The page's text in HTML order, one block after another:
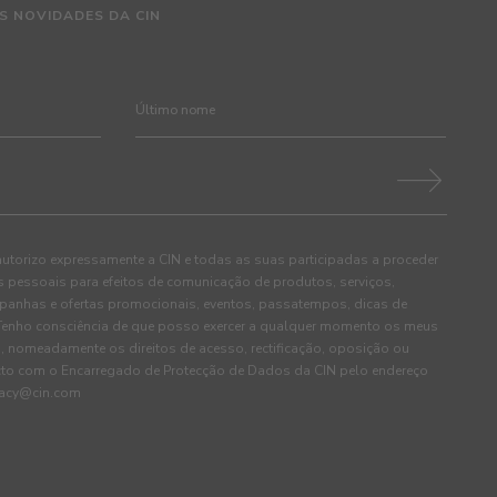
NOVIDADES DA CIN
expressamente a CIN e todas as suas participadas a proceder
para efeitos de comunicação de produtos, serviços,
e ofertas promocionais, eventos, passatempos, dicas de
consciência de que posso exercer a qualquer momento os meus
os direitos de acesso, rectificação, oposição ou
com o Encarregado de Protecção de Dados da CIN pelo endereço